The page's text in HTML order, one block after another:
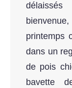
printemps
dans un
de pois
bavette